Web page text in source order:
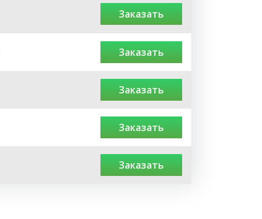
заказать
заказать
заказать
заказать
заказать